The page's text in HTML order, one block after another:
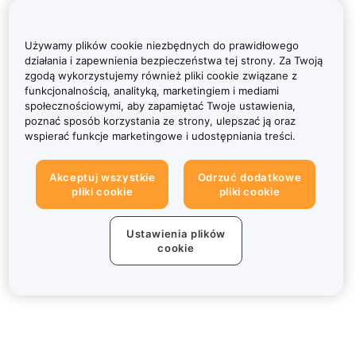
Używamy plików cookie niezbędnych do prawidłowego
działania i zapewnienia bezpieczeństwa tej strony. Za Twoją
zgodą wykorzystujemy również pliki cookie związane z
funkcjonalnością, analityką, marketingiem i mediami
społecznościowymi, aby zapamiętać Twoje ustawienia,
poznać sposób korzystania ze strony, ulepszać ją oraz
wspierać funkcje marketingowe i udostępniania treści.
Akceptuj wszystkie
pliki cookie
Odrzuć dodatkowe
pliki cookie
Ustawienia plików
cookie